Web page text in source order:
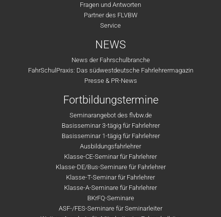
Fragen und Antworten
Partner des FLVBW
Service
NEWS
News der Fahrschulbranche
FahrSchulPraxis: Das südwestdeutsche Fahrlehrermagazin
Presse & PR-News
Fortbildungstermine
Seminarangebot des flvbw.de
Basisseminar 3-tägig für Fahrlehrer
Basisseminar 1-tägig für Fahrlehrer
Ausbildungsfahrlehrer
Klasse-CE-Seminar für Fahrlehrer
Klasse-DE/Bus-Seminare für Fahrlehrer
Klasse-T-Seminar für Fahrlehrer
Klasse-A-Seminare für Fahrlehrer
BKrFQ-Seminare
ASF-/FES-Seminare für Seminarleiter